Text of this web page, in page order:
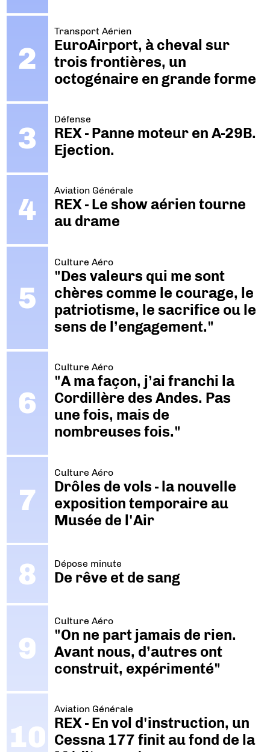
Transport Aérien
EuroAirport, à cheval sur
trois frontières, un
octogénaire en grande forme
Défense
REX - Panne moteur en A-29B.
Ejection.
Aviation Générale
REX - Le show aérien tourne
au drame
Culture Aéro
"Des valeurs qui me sont
chères comme le courage, le
patriotisme, le sacrifice ou le
sens de l’engagement."
Culture Aéro
"A ma façon, j’ai franchi la
Cordillère des Andes. Pas
une fois, mais de
nombreuses fois."
Culture Aéro
Drôles de vols - la nouvelle
exposition temporaire au
Musée de l'Air
Dépose minute
De rêve et de sang
Culture Aéro
"On ne part jamais de rien.
Avant nous, d’autres ont
construit, expérimenté"
Aviation Générale
REX - En vol d'instruction, un
Cessna 177 finit au fond de la